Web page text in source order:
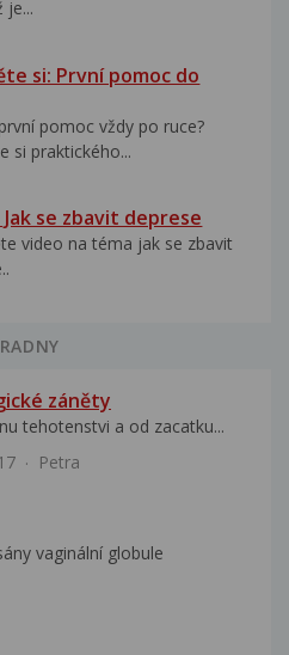
je...
si: První pomoc do
pomoc vždy po ruce?
si praktického...
Jak se zbavit deprese
video na téma jak se zbavit
záněty
tehotenstvi a od zacatku...
Petra
vaginální globule